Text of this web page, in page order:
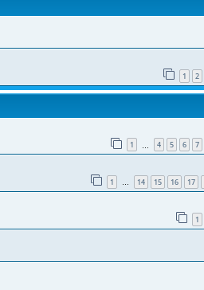
1 2
1 4 5 6 7
1 … 14 15 16 17
1